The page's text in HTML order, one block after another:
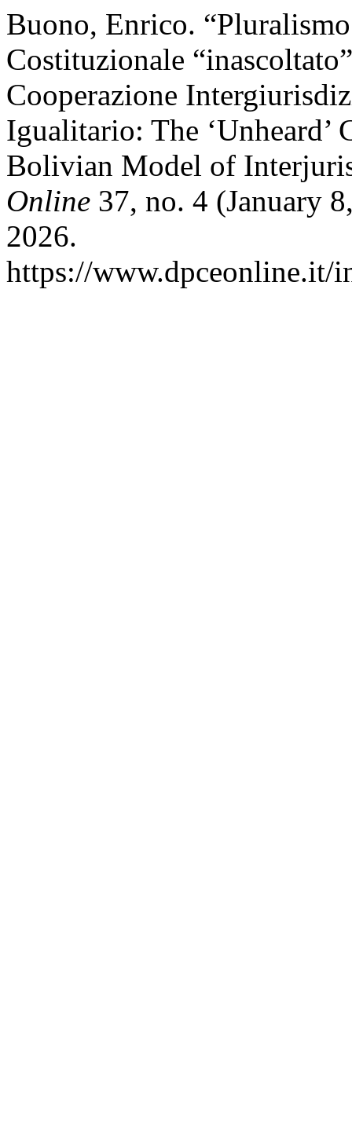
Buono, Enrico.
Costituzionale
Cooperazione
Igualitario: The
Bolivian Model of
Online 37, no. 4 (January
2026.
https://www.dpceonline.it/